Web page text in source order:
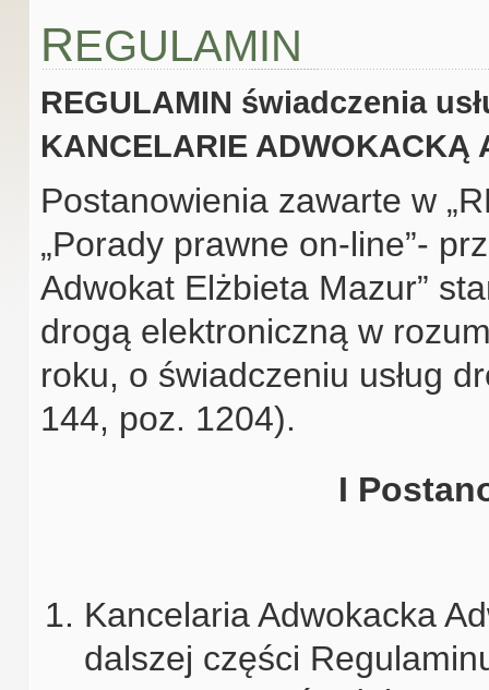
REGULAMIN
REGULAMIN świadczenia
KANCELARIE
Postanowienia zawarte w
„Porady prawne on-line”-
Adwokat Elżbieta Mazur”
drogą elektroniczną w
roku, o świadczeniu usług
144, poz. 1204).
I
Kancelaria Adwokacka
dalszej części